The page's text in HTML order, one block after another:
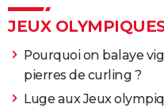
Maillot a pois tour de
JEUX
Pourquoi on balaye
pierres de curling ?
Luge aux Jeux